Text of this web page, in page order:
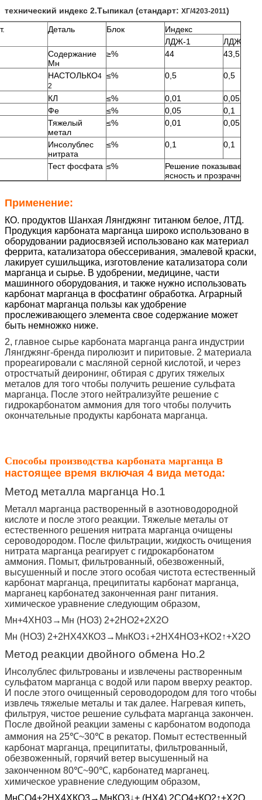
технический индекс 2.Тыпикал (стандарт: ХГ/4203-2011)
Деталь Блок
Индекс
ЛДЖ-1
ЛДЖ-2
Содержание
Мн
≥% 44 43,5
НАСТОЛЬКО4
2
≤% 0,5 0,5
КЛ ≤% 0,01
0,05
Фе
≤% 0,05
0,1
Тяжелый
метал
≤% 0,01 0,05
Инсолублес
нитрата
≤% 0,1 0,1
Тест фосфата ≤%
Решение показывает
ясность и прозрачное
Применение:
КО. продуктов Шанхая Лянгджянг титанюм белое, ЛТД.
Продукция карбоната марганца широко использовано в
оборудовании радиосвязей использовано как материал
феррита, катализатора обессеривания, эмалевой краски,
лакирует сушильщика, изготовление катализатора соли
марганца и сырье. В удобрении, медицине, части
машинного оборудования, и также нужно использовать
карбонат марганца в фосфатинг обработка. Аграрный
карбонат марганца пользы как удобрение
прослеживающего элемента свое содержание может
быть немножко ниже.
2, главное сырье карбоната марганца ранга индустрии
Лянгджянг-бренда пиролюзит и пиритовые. 2 материала
прореагировали с масляной серной кислотой, и через
отростчатый деиронинг, обтирая с других тяжелых
металов для того чтобы получить решение сульфата
марганца. После этого нейтрализуйте решение с
гидрокарбонатом аммония для того чтобы получить
окончательные продукты карбоната марганца.
Способы производства карбоната марганца в
настоящее время включая 4 вида метода:
Метод металла марганца Но.1
Металл марганца растворенный в азотноводородной
кислоте и после этого реакции. Тяжелые металы от
естественного решения нитрата марганца очищены
сероводородом. После фильтрации, жидкость очищения
нитрата марганца реагирует с гидрокарбонатом
аммония. Помыт, фильтрованный, обезвоженный,
высушенный и после этого особая чистота естественный
карбонат марганца, преципитаты карбонат марганца,
марганец карбонатед законченная ранг питания.
химическое уравнение следующим образом,
Мн+4ХН03→Мн (НО3) 2+2НО2+2Х2О
Мн (НО3) 2+2НХ4ХКО3→МнКО3↓+2НХ4НО3+КО2↑+Х2О
Метод реакции двойного обмена Но.2
Инсолублес фильтрованы и извлечены растворенным
сульфатом марганца с водой или паром вверху реактор.
И после этого очищенный сероводородом для того чтобы
извлечь тяжелые металы и так далее. Нагревая кипеть,
фильтруя, чистое решение сульфата марганца закончен.
После двойной реакции замены с карбонатом водопода
аммония на 25℃~30℃ в рекатор. Помыт естественный
карбонат марганца, преципитаты, фильтрованный,
обезвоженный, горячий ветер высушенный на
законченном 80℃~90℃, карбонатед марганец.
химическое уравнение следующим образом,
МнСО4+2НХ4ХКО3→МнКО3↓+ (НХ4) 2СО4+КО2↑+Х2О